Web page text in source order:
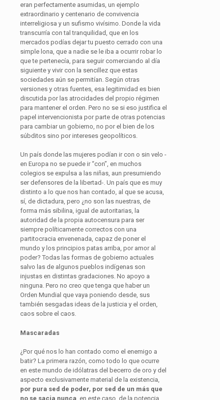
eran perfectamente asumidas, un ejemplo
extraordinario y centenario de convivencia
interreligiosa y un sufismo vivísimo. Donde la vida
transcurría con tal tranquilidad, que en los
mercados podías dejar tu puesto cerrado con una
simple lona, que a nadie se le iba a ocurrir robar lo
que te pertenecía, para seguir comerciando al día
siguiente y vivir con la sencillez que estas
sociedades aún se permitían. Según otras
versiones y otras fuentes, esa legitimidad es bien
discutida por las atrocidades del propio régimen
para mantener el orden. Pero no se si eso justifica el
papel intervencionista por parte de otras potencias
para cambiar un gobierno, no por el bien de los
súbditos sino por intereses geopolíticos.
Un país donde las mujeres podían ir con o sin velo -
en Europa no se puede ir “con”, en muchos
colegios se expulsa a las niñas, aun presumiendo
ser defensores de la libertad-. Un país que es muy
distinto a lo que nos han contado, al que se acusa,
sí, de dictadura, pero ¿no son las nuestras, de
forma más sibilina, igual de autoritarias, la
autoridad de la propia autocensura para ser
siempre políticamente correctos con una
partitocracia envenenada, capaz de poner el
mundo y los principios patas arriba, por amor al
poder? Todas las formas de gobierno actuales
salvo las de algunos pueblos indígenas son
injustas en distintas gradaciones. No apoyo a
ninguna. Pero no creo que tenga que haber un
Orden Mundial que vaya poniendo desde, sus
también sesgadas ideas de la justicia y el orden,
caos sobre el caos.
Mascaradas
¿Por qué nos lo han contado como el enemigo a
batir? La primera razón, como todo lo que ocurre
en este mundo de idólatras del becerro de oro y del
aspecto exclusivamente material de la existencia,
por pura sed de poder, por sed de un más que
no se sacia nunca , en este caso, de la potencia